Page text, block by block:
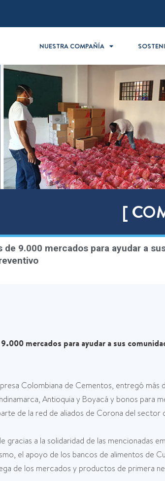
NUESTRA COMPAÑÍA
[
de 9.000 mercados para ayudar a
mercados para ayudar a sus
Colombiana de Cementos, entregó más
Antioquia y Boyacá y bonos
de la red de aliados de Corona del
gracias a la solidaridad de las mencionadas
el apoyo de los bancos de alimentos de
de los mercados y productos de primera